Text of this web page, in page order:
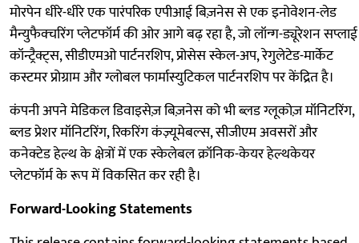
मोरपेन धीरे-धीरे एक पारंपरिक एपीआई बिज़नेस से एक इनोवेशन-लेड
मैन्युफैक्चरिंग प्लेटफॉर्म की ओर आगे बढ़ रहा है, जो लॉन्ग-ड्यूरेशन सप्लाई
कॉन्ट्रैक्ट्स, सीडीएमओ पार्टनरशिप, प्रोसेस स्केल-अप, रेगुलेटेड-मार्केट
कस्टमर प्रोग्राम और ग्लोबल फार्मास्युटिकल पार्टनरशिप पर केंद्रित है।
कंपनी अपने मेडिकल डिवाइसेज़ बिज़नेस को भी ब्लड ग्लूकोज़ मॉनिटरिंग,
ब्लड प्रेशर मॉनिटरिंग, रिकरिंग कंज़्यूमेबल्स, सीजीएम अवसरों और
कनेक्टेड हेल्थ के क्षेत्रों में एक स्केलेबल क्रॉनिक-केयर हेल्थकेयर
प्लेटफॉर्म के रूप में विकसित कर रही है।
Forward-Looking Statements